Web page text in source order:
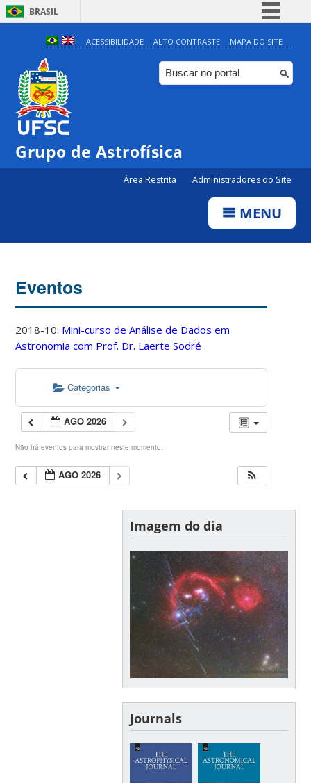
BRASIL
Simplifique!
Comunica BR
Participe
ACESSIBILIDADE ALTO CONTRASTE MAPA DO SITE
Grupo de Astrofísica
Área Restrita Administradores do Site
MENU
Eventos
2018-10: Mini-curso de Análise de Dados em
Astronomia com Prof. Dr. Laerte Sodré
Categorias
AGO 2026
Não há eventos para mostrar neste momento.
AGO 2026
Imagem do dia
Journals